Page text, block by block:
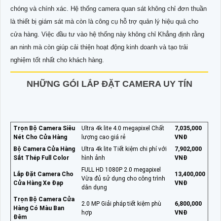
chóng và chính xác. Hệ thống camera quan sát không chỉ đơn thuần
là thiết bị giám sát mà còn là công cụ hỗ trợ quản lý hiệu quả cho
cửa hàng. Việc đầu tư vào hệ thống này không chỉ Khẳng định rằng
an ninh mà còn giúp cải thiện hoạt động kinh doanh và tạo trải
nghiệm tốt nhất cho khách hàng.
NHỮNG GÓI LẮP ĐẶT CAMERA UY TÍN
Trọn Bộ Camera Siêu
Nét Cho Cửa Hàng
Ultra 4k lite 4.0 megapixel Chất
lượng cao giá rẻ
7,035,000
VNĐ
Bộ Camera Cửa Hàng
Sắt Thép Full Color
Ultra 4k lite Tiết kiệm chi phí với
hình ảnh
7,902,000
VNĐ
Lắp Đặt Camera Cho
Cửa Hàng Xe Đạp
FULL HD 1080P 2.0 megapixel
Vừa đủ sử dụng cho công trình
dân dụng
13,400,000
VNĐ
Trọn Bộ Camera Cửa
Hàng Có Màu Ban
Đêm
2.0 MP Giải pháp tiết kiệm phù
hợp
6,800,000
VNĐ